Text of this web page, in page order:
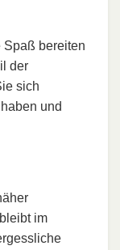
Spaß bereiten
der
sich
und
im